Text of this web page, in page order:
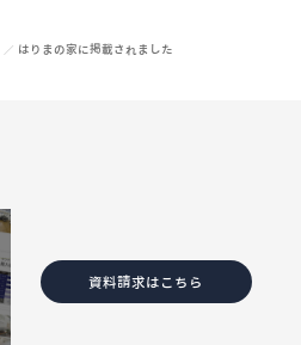
／ はりまの家に掲載されました
資料請求はこちら